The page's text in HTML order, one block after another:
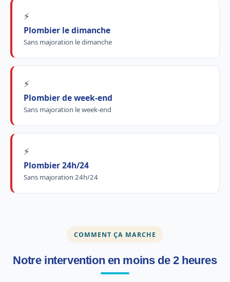
⚡
Plombier le dimanche
Sans majoration le dimanche
⚡
Plombier de week-end
Sans majoration le week-end
⚡
Plombier 24h/24
Sans majoration 24h/24
COMMENT ÇA MARCHE
Notre intervention en moins de 2 heures